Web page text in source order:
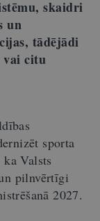
skaidri
un
tādējādi
vai citu
sporta
Valsts
pilnvērtīgi
2027.